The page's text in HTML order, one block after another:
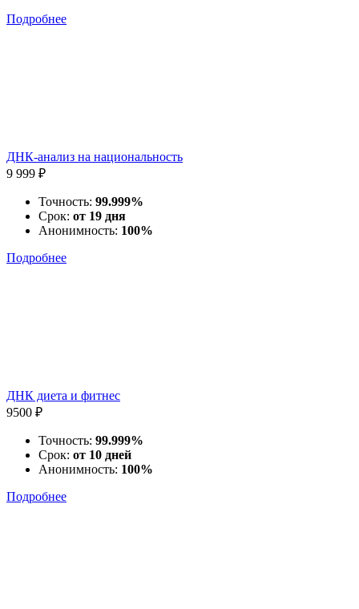
Подробнее
ДНК-анализ на национальность
9 999 ₽
Точность: 99.999%
Срок: от 19 дня
Анонимность: 100%
Подробнее
ДНК диета и фитнес
9500 ₽
Точность: 99.999%
Срок: от 10 дней
Анонимность: 100%
Подробнее